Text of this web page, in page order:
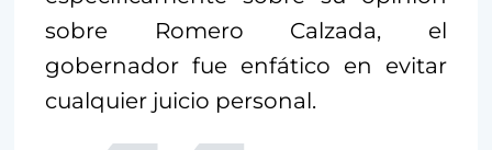
sobre Romero Calzada, el
gobernador fue enfático en evitar
cualquier juicio personal.